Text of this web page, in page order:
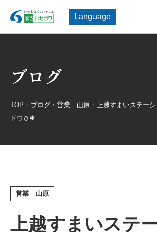
Language
ブログ
TOP ・ ブログ ・ 営業 山原 ・ 上越すまいステー
ドウ⛄❄
営業 山原
上越すまいステ